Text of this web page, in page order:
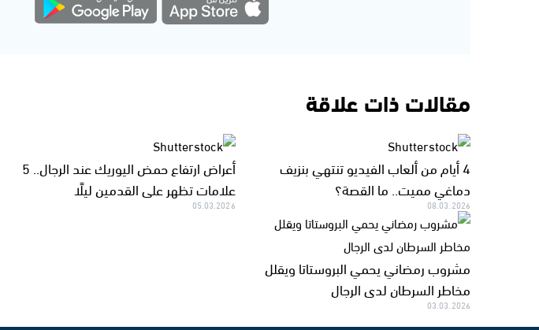
مقالات ذات علاقة
4 أيام من ألعاب الفيديو تنتهي بنزيف
دماغي مميت.. ما القصة؟
08.03.2026
أعراض ارتفاع حمض اليوريك عند الرجال.. 5
علامات تظهر على القدمين ليلًا
05.03.2026
مشروب رمضاني يحمي البروستاتا ويقلل
مخاطر السرطان لدى الرجال
03.03.2026